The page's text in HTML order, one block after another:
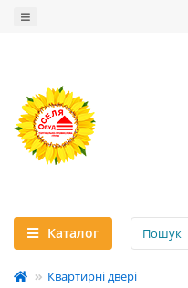
Каталог
Квартирні двері